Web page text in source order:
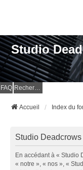
Studio
FAQ Rechercher
Accueil Index du
Studio
En accédant à « Studio
« notre », « nos », «